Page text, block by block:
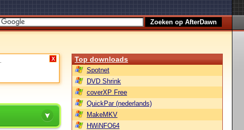
X Top downloads
Spotnet
DVD Shrink
coverXP Free
QuickPar (nederlands)
MakeMKV
HWiNFO64